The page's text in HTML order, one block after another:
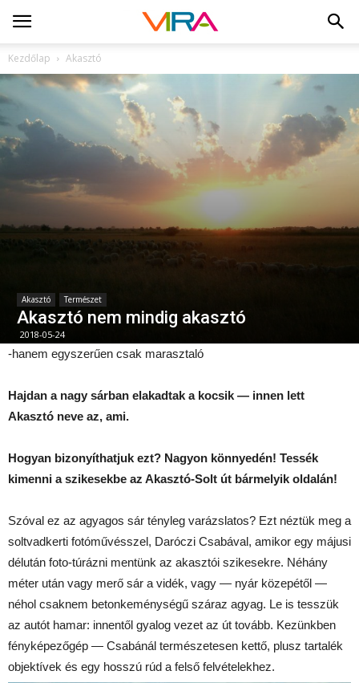
Kezdőlap Akasztó
Akasztó Természet
Akasztó nem mindig akasztó
2018-05-24
-hanem egyszerűen csak marasztaló
Hajdan a nagy sárban elakadtak a kocsik — innen lett
Akasztó neve az, ami.
Hogyan bizonyíthatjuk ezt? Nagyon könnyedén! Tessék
kimenni a szikesekbe az Akasztó-Solt út bármelyik oldalán!
Szóval ez az agyagos sár tényleg varázslatos? Ezt néztük meg a
soltvadkerti fotóművésszel, Daróczi Csabával, amikor egy májusi
délután foto-túrázni mentünk az akasztói szikesekre. Néhány
méter után vagy merő sár a vidék, vagy — nyár közepétől —
néhol csaknem betonkeménységű száraz agyag. Le is tesszük
az autót hamar: innentől gyalog vezet az út tovább. Kezünkben
fényképezőgép — Csabánál természetesen kettő, plusz tartalék
objektívek és egy hosszú rúd a felső felvételekhez.